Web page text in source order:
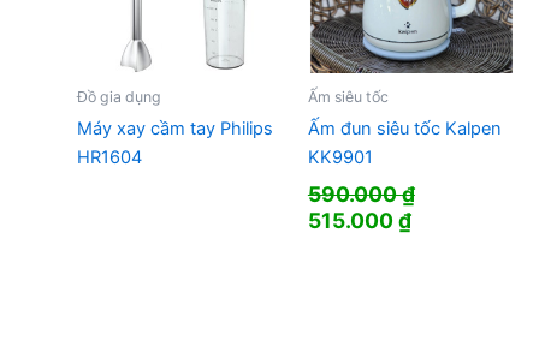
Đồ gia dụng
Máy xay cầm tay Philips
HR1604
Ấm siêu tốc
Ấm đun siêu tốc Kalpen
KK9901
590.000₫
Giá
515.000₫Giá